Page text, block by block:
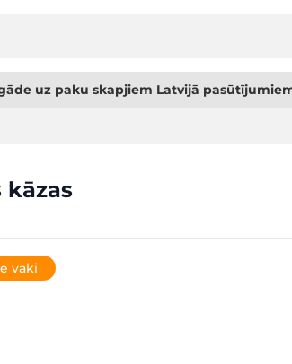
uz paku skapjiem Latvijā
kāzas
vāki